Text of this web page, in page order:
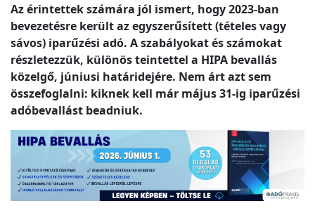
Az érintettek számára jól ismert, hogy 2023-ban
bevezetésre került az egyszerűsített (tételes vagy
sávos) iparűzési adó. A szabályokat és számokat
részletezzük, különös teintettel a HIPA bevallás
közelgő, júniusi határidejére. Nem árt azt sem
összefoglalni: kiknek kell már május 31-ig iparűzési
adóbevallást beadniuk.